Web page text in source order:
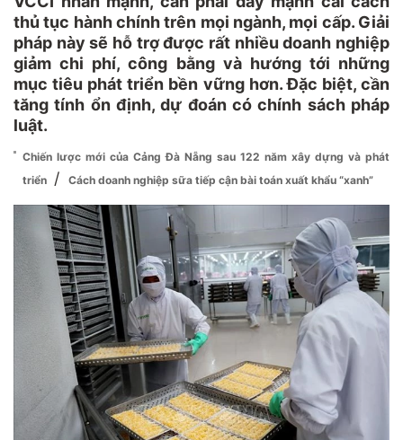
thủ tục hành chính trên mọi ngành, mọi cấp. Giải
pháp này sẽ hỗ trợ được rất nhiều doanh nghiệp
giảm chi phí, công bằng và hướng tới những
mục tiêu phát triển bền vững hơn. Đặc biệt, cần
tăng tính ổn định, dự đoán có chính sách pháp
luật.
Chiến lược mới của Cảng Đà Nẵng sau 122 năm xây dựng và phát
triển / Cách doanh nghiệp sữa tiếp cận bài toán xuất khẩu “xanh”